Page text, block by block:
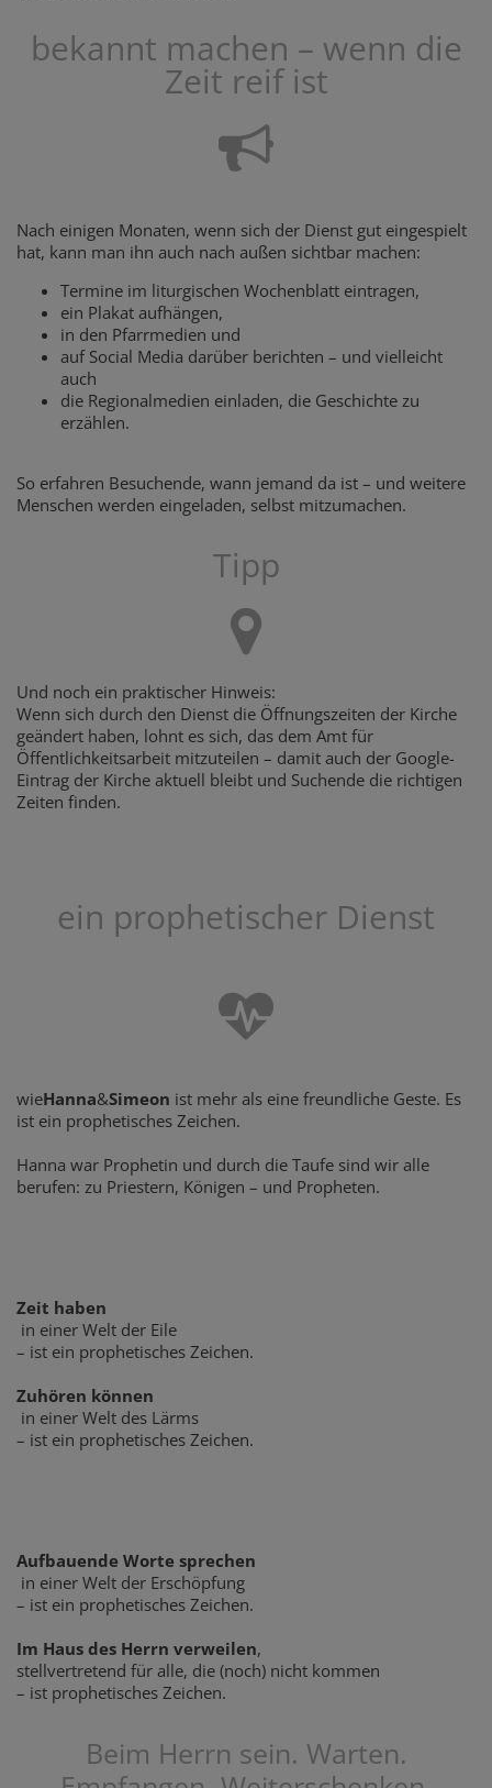
bekannt machen – wenn die
Zeit reif ist
Nach einigen Monaten, wenn sich der Dienst gut eingespielt
hat, kann man ihn auch nach außen sichtbar machen:
Termine im liturgischen Wochenblatt eintragen,
ein Plakat aufhängen,
in den Pfarrmedien und
auf Social Media darüber berichten – und vielleicht
auch
die Regionalmedien einladen, die Geschichte zu
erzählen.
So erfahren Besuchende, wann jemand da ist – und weitere
Menschen werden eingeladen, selbst mitzumachen.
Tipp
Und noch ein praktischer Hinweis:
Wenn sich durch den Dienst die Öffnungszeiten der Kirche
geändert haben, lohnt es sich, das dem Amt für
Öffentlichkeitsarbeit mitzuteilen – damit auch der Google-
Eintrag der Kirche aktuell bleibt und Suchende die richtigen
Zeiten finden.
ein prophetischer Dienst
wieHanna&Simeon ist mehr als eine freundliche Geste. Es
ist ein prophetisches Zeichen.
Hanna war Prophetin und durch die Taufe sind wir alle
berufen: zu Priestern, Königen – und Propheten.
Zeit haben
in einer Welt der Eile
– ist ein prophetisches Zeichen.
Zuhören können
in einer Welt des Lärms
– ist ein prophetisches Zeichen.
Aufbauende Worte sprechen
in einer Welt der Erschöpfung
– ist ein prophetisches Zeichen.
Im Haus des Herrn verweilen,
stellvertretend für alle, die (noch) nicht kommen
– ist prophetisches Zeichen.
Beim Herrn sein. Warten.